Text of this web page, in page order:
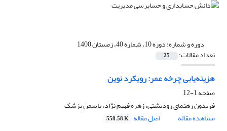
دوره و شماره:دوره 10، شماره 40، زمستان 1400
تعداد مقالات: 25
هزینه‌یابی چرخه عمر: رویکرد نوین
صفحه1-12
فریدون رهنمای رودپشتی، زهره فهیم نژاد، یاسمن پزشک
مشاهده مقاله
اصل مقاله 558.58 K